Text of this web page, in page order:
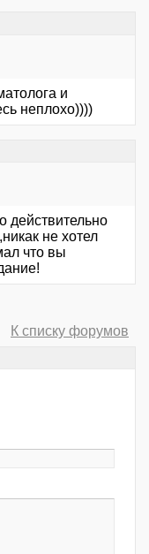
и
неплохо))))
действительно
не хотел
что вы
К списку форумов